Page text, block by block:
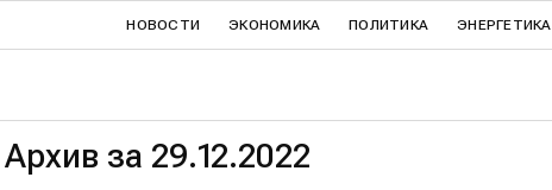
НОВОСТИ ЭКОНОМИКА ПОЛИТИКА ЭНЕРГЕТИКА
Архив за 29.12.2022